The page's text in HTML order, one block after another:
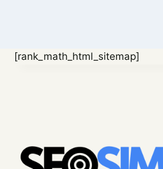
[rank_math_html_sitemap]